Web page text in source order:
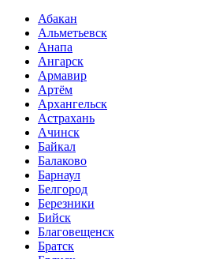
Абакан
Альметьевск
Анапа
Ангарск
Армавир
Артём
Архангельск
Астрахань
Ачинск
Байкал
Балаково
Барнаул
Белгород
Березники
Бийск
Благовещенск
Братск